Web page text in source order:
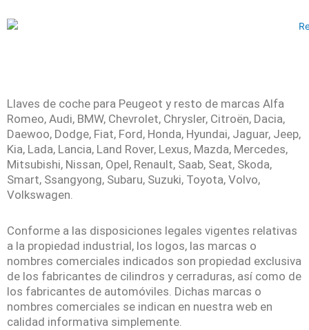
Llaves de coche para Peugeot y resto de marcas Alfa
Romeo, Audi, BMW, Chevrolet, Chrysler, Citroën, Dacia,
Daewoo, Dodge, Fiat, Ford, Honda, Hyundai, Jaguar, Jeep,
Kia, Lada, Lancia, Land Rover, Lexus, Mazda, Mercedes,
Mitsubishi, Nissan, Opel, Renault, Saab, Seat, Skoda,
Smart, Ssangyong, Subaru, Suzuki, Toyota, Volvo,
Volkswagen.
Conforme a las disposiciones legales vigentes relativas
a la propiedad industrial, los logos, las marcas o
nombres comerciales indicados son propiedad exclusiva
de los fabricantes de cilindros y cerraduras, así como de
los fabricantes de automóviles. Dichas marcas o
nombres comerciales se indican en nuestra web en
calidad informativa simplemente.